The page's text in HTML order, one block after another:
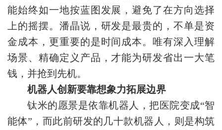
能始终如一地按蓝图发展，避免了在方向选择
上的摇摆。潘晶说，研发是最贵的，不单是资
金成本，更重要的是时间成本。唯有深入理解
场景、精确定义产品，才能为研发省出一大笔
钱，并抢到先机。
机器人创新要靠想象力拓展边界
钛米的愿景是依靠机器人，把医院变成“智
能体”，而此前研发的几十款机器人，则是构筑